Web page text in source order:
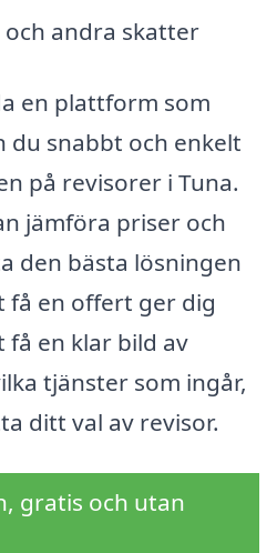
andra skatter
en plattform som
du snabbt och enkelt
på revisorer i Tuna.
jämföra priser och
den bästa lösningen
en offert ger dig
få en klar bild av
tjänster som ingår,
ditt val av revisor.
gratis och utan